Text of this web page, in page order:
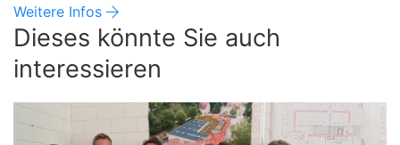
Weitere Infos
Dieses könnte Sie auch
interessieren